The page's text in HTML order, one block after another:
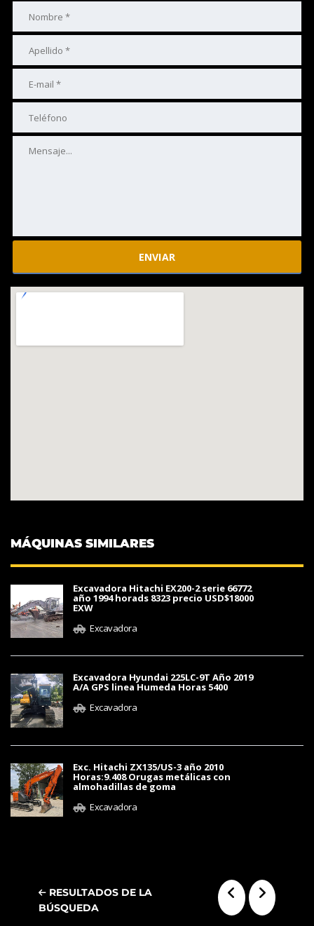
MÁQUINAS SIMILARES
Excavadora Hitachi EX200-2 serie 66772
año 1994 horads 8323 precio USD$18000
EXW
Excavadora
Excavadora Hyundai 225LC-9T Año 2019
A/A GPS linea Humeda Horas 5400
Excavadora
Exc. Hitachi ZX135/US-3 año 2010
Horas:9.408 Orugas metálicas con
almohadillas de goma
Excavadora
RESULTADOS DE LA
BÚSQUEDA